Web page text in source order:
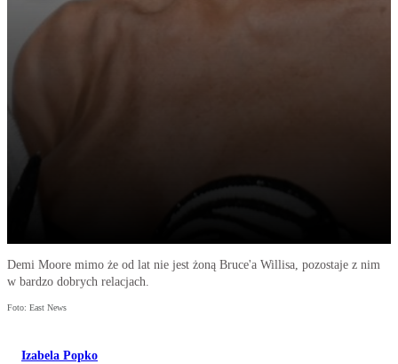
Demi Moore mimo że od lat nie jest żoną Bruce'a Willisa, pozostaje z nim
w bardzo dobrych relacjach.
Foto: East News
Izabela Popko